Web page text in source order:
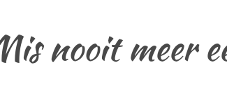
nooit meer